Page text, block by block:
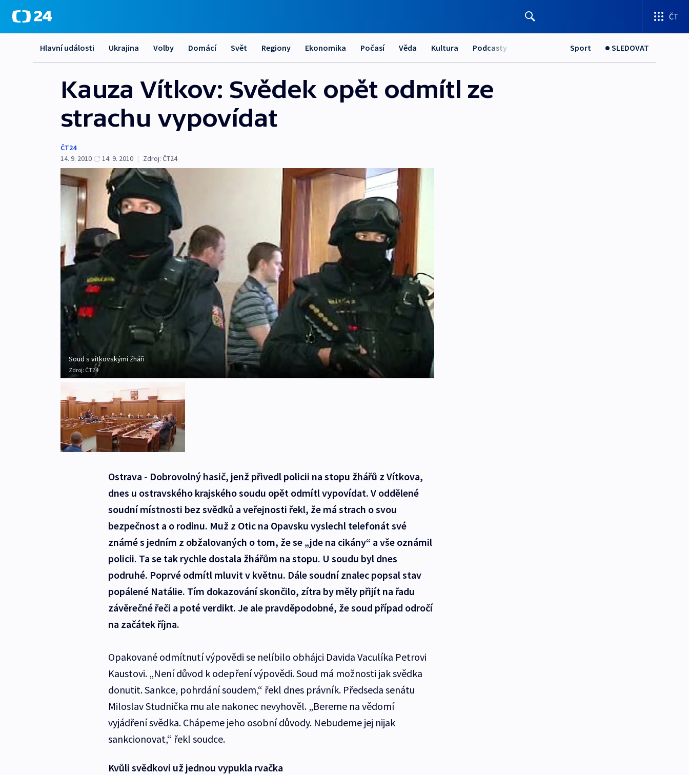
ČT
Hlavní události Ukrajina Volby Domácí Svět Regiony Ekonomika Počasí Věda Kultura Podcasty Sport SLEDOVAT
Kauza Vítkov: Svědek opět odmítl ze
strachu vypovídat
ČT24
14. 9. 2010
14. 9. 2010 | Zdroj: ČT24
Soud s vítkovskými žháři
Zdroj: ČT24
Ostrava - Dobrovolný hasič, jenž přivedl policii na stopu žhářů z Vítkova,
dnes u ostravského krajského soudu opět odmítl vypovídat. V oddělené
soudní místnosti bez svědků a veřejnosti řekl, že má strach o svou
bezpečnost a o rodinu. Muž z Otic na Opavsku vyslechl telefonát své
známé s jedním z obžalovaných o tom, že se „jde na cikány“ a vše oznámil
policii. Ta se tak rychle dostala žhářům na stopu. U soudu byl dnes
podruhé. Poprvé odmítl mluvit v květnu. Dále soudní znalec popsal stav
popálené Natálie. Tím dokazování skončilo, zítra by měly přijít na řadu
závěrečné řeči a poté verdikt. Je ale pravděpodobné, že soud případ odročí
na začátek října.
Opakované odmítnutí výpovědi se nelíbilo obhájci Davida Vaculíka Petrovi
Kaustovi. „Není důvod k odepření výpovědi. Soud má možnosti jak svědka
donutit. Sankce, pohrdání soudem,“ řekl dnes právník. Předseda senátu
Miloslav Studnička mu ale nakonec nevyhověl. „Bereme na vědomí
vyjádření svědka. Chápeme jeho osobní důvody. Nebudeme jej nijak
sankcionovat,“ řekl soudce.
Kvůli svědkovi už jednou vypukla rvačka